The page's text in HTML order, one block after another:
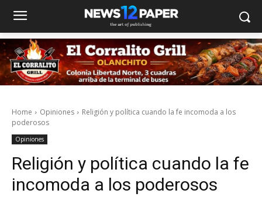
Home Opiniones
Religión y política cuando la fe incomoda a los
poderosos
Opiniones
Religión y política cuando la fe
incomoda a los poderosos